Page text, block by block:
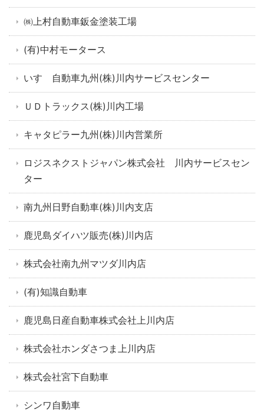
㈱上村自動車鈑金塗装工場
(有)中村モータース
いすゞ自動車九州(株)川内サービスセンター
ＵＤトラックス(株)川内工場
キャタピラー九州(株)川内営業所
ロジスネクストジャパン株式会社 川内サービスセン
ター
南九州日野自動車(株)川内支店
鹿児島ダイハツ販売(株)川内店
株式会社南九州マツダ川内店
(有)知識自動車
鹿児島日産自動車株式会社上川内店
株式会社ホンダさつま上川内店
株式会社宮下自動車
シンワ自動車